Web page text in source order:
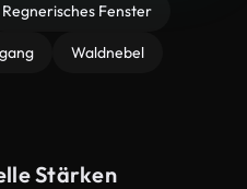
Regnerisches Fenster
Waldnebel
Stärken